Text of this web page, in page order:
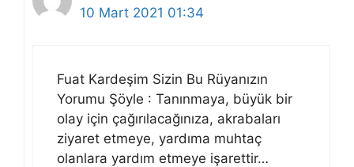
10 Mart 2021 01:34
Fuat Kardeşim Sizin Bu Rüyanızın
Yorumu Şöyle : Tanınmaya, büyük bir
olay için çağırılacağınıza, akrabaları
ziyaret etmeye, yardıma muhtaç
olanlara yardım etmeye işarettir…